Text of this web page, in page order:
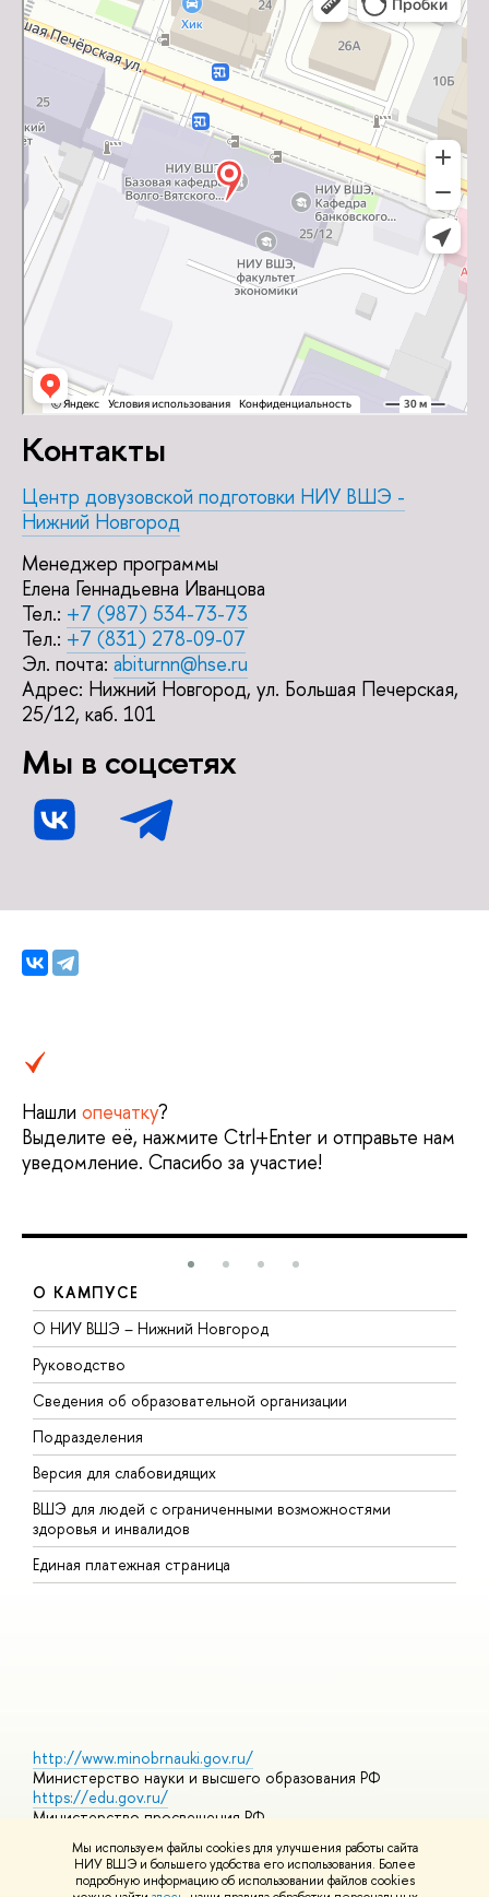
Мы используем файлы cookies для улучшения работы сайта
НИУ ВШЭ и большего удобства его использования. Более
подробную информацию об использовании файлов cookies
Контакты
Центр довузовской подготовки НИУ ВШЭ -
Нижний Новгород
Менеджер программы
Елена Геннадьевна Иванцова
Тел.: +7 (987) 534-73-73
Тел.: +7 (831) 278-09-07
Эл. почта: abiturnn@hse.ru
Адрес: Нижний Новгород, ул. Большая Печерская,
25/12, каб. 101
Мы в соцсетях
Нашли опечатку?
ыделите её, нажмите Ctrl+Enter и отправьте нам
уведомление. Спасибо за участие!
О КАМПУСЕ
О НИУ ВШЭ – Нижний Новгород
Руководство
Сведения об образовательной организации
Подразделения
ерсия для слабовидящих
ШЭ для людей с ограниченными возможностями
здоровья и инвалидо
Единая платежная страница
http://www.minobrnauki.gov.ru/
Министерство науки и высшего образования РФ
https://edu.gov.ru/
Министерство просвещения РФ
https://elearning.hse.ru/mooc
Массовые открытые онлайн-курсы